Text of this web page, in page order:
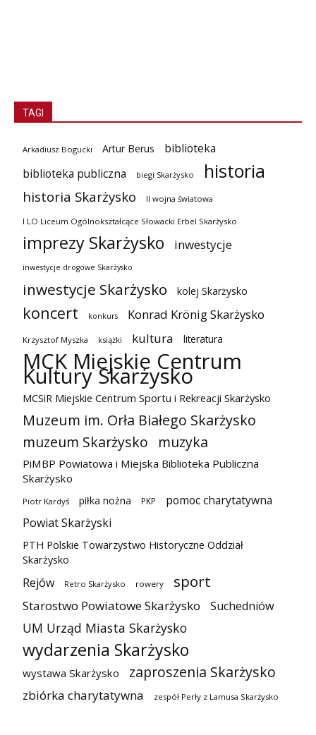
TAGI
Arkadiusz Bogucki Artur Berus
biblioteka
biblioteka publiczna
biegi Skarżysko historia
historia Skarżysko II wojna światowa
I LO Liceum Ogólnokształcące Słowacki Erbel Skarżysko
imprezy Skarżysko inwestycje
inwestycje drogowe Skarżysko
inwestycje Skarżysko kolej Skarżysko
koncert konkurs Konrad Krönig Skarżysko
Krzysztof Myszka książki kultura literatura
MCK Miejskie Centrum
Kultury Skarżysko
MCSiR Miejskie Centrum Sportu i Rekreacji Skarżysko
Muzeum im. Orła Białego Skarżysko
muzeum Skarżysko
muzyka
PiMBP Powiatowa i Miejska Biblioteka Publiczna
Skarżysko
Piotr Kardyś piłka nożna PKP
pomoc charytatywna
Powiat Skarżyski
PTH Polskie Towarzystwo Historyczne Oddział
Skarżysko
Rejów Retro Skarżysko rowery sport
Starostwo Powiatowe Skarżysko Suchedniów
UM Urząd Miasta Skarżysko
wydarzenia Skarżysko
wystawa Skarżysko zaproszenia Skarżysko
zbiórka charytatywna zespół Perły z Lamusa Skarżysko